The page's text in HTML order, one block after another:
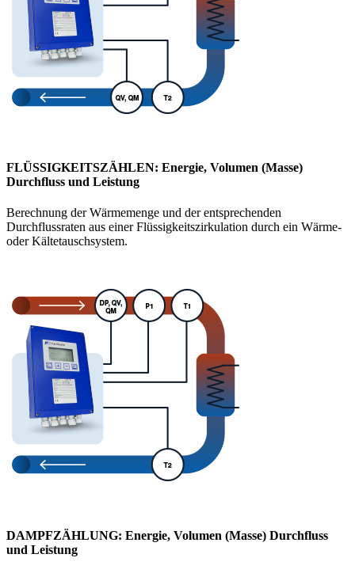
FLÜSSIGKEITSZÄHLEN: Energie, Volumen (Masse)
Durchfluss und Leistung
Berechnung der Wärmemenge und der entsprechenden
Durchflussraten aus einer Flüssigkeitszirkulation durch ein Wärme-
oder Kältetauschsystem.
DAMPFZÄHLUNG: Energie, Volumen (Masse) Durchfluss
und Leistung